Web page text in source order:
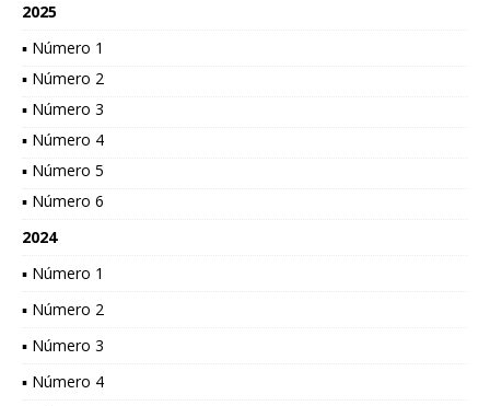
2025
▪ Número 1
▪ Número 2
▪ Número 3
▪ Número 4
▪ Número 5
▪ Número 6
2024
▪ Número 1
▪ Número 2
▪ Número 3
▪ Número 4